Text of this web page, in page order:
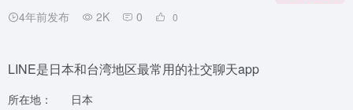
4年前发布 2K 0 0
LINE是日本和台湾地区最常用的社交聊天app
所在地：
日本